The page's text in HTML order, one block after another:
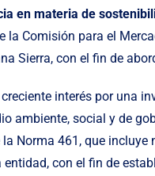
en materia de
Comisión para el
Sierra, con el fin de
interés por una
ambiente, social y de
Norma 461, que
con el fin de